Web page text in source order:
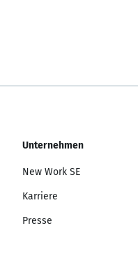
Unternehmen
New Work SE
Karriere
Presse